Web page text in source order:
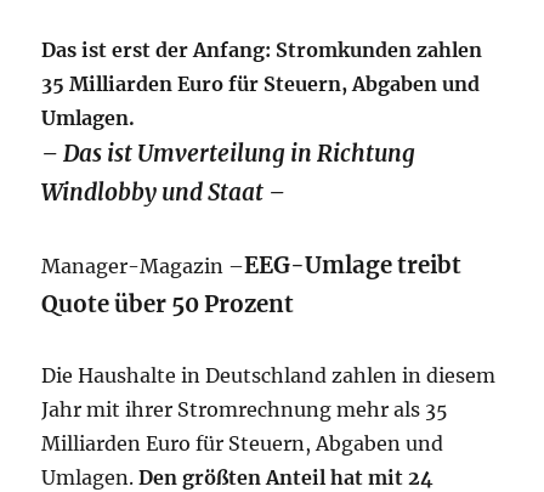
Das ist erst der Anfang: Stromkunden zahlen
35 Milliarden Euro für Steuern, Abgaben und
Umlagen.
– Das ist Umverteilung in Richtung
Windlobby und Staat –
Manager-Magazin –EEG-Umlage treibt
Quote über 50 Prozent
Die Haushalte in Deutschland zahlen in diesem
Jahr mit ihrer Stromrechnung mehr als 35
Milliarden Euro für Steuern, Abgaben und
Umlagen.Den größten Anteil hat mit 24